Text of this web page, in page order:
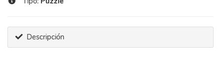
Descripción